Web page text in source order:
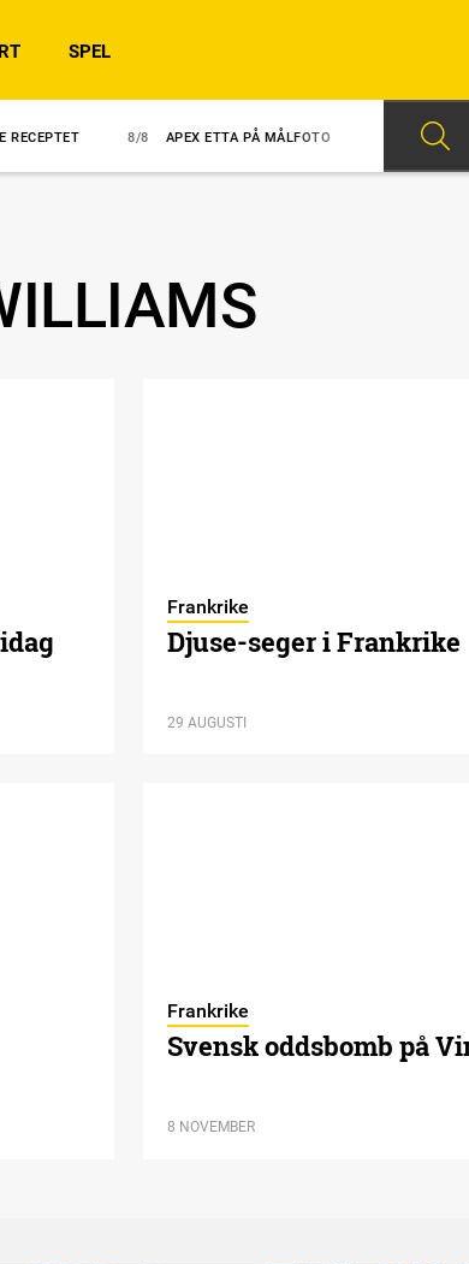
SPEL
8/8 APEX ETTA PÅ MÅLFOTO 8/8 NY TRIUMF FÖR
Frankrike
Djuse-seger i Frankrike
29 AUGUSTI
Frankrike
Svensk oddsbomb på
8 NOVEMBER